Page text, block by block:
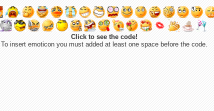
Click to see the code!
To insert emoticon you must added at least one space before the code.